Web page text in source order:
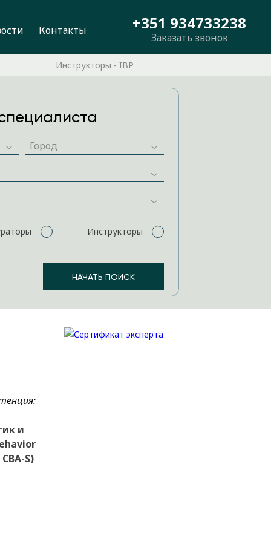
Контакты +351 934733238
Заказать звонок
Инструкторы - IBP
Инструкторы
и
S)